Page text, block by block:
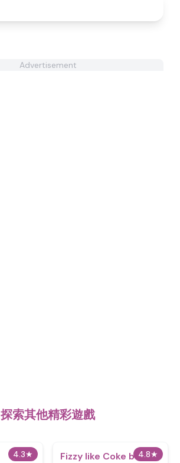
Advertisement
探索其他精彩遊戲
4.3★ 4.8★
Fizzy like Coke but